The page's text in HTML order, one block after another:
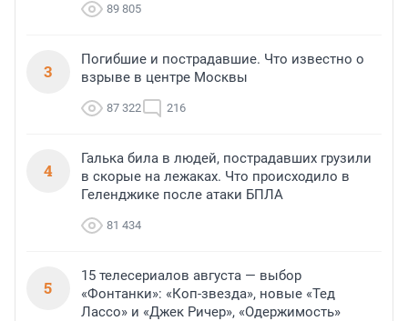
89 805
3
Погибшие и пострадавшие. Что известно о
взрыве в центре Москвы
87 322 216
4
Галька била в людей, пострадавших грузили
в скорые на лежаках. Что происходило в
Геленджике после атаки БПЛА
81 434
5
15 телесериалов августа — выбор
«Фонтанки»: «Коп-звезда», новые «Тед
Лассо» и «Джек Ричер», «Одержимость»